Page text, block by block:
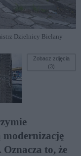
Dzielnicy Bielany
Zobacz zdjęcia
(3)
modernizację
to, że